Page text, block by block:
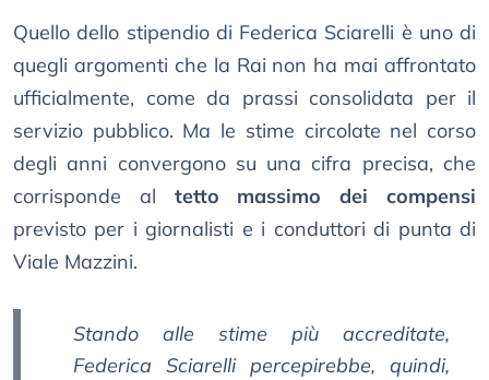
Quello dello stipendio di Federica Sciarelli è uno di
quegli argomenti che la Rai non ha mai affrontato
ufficialmente, come da prassi consolidata per il
servizio pubblico. Ma le stime circolate nel corso
degli anni convergono su una cifra precisa, che
corrisponde al tetto massimo dei compensi
previsto per i giornalisti e i conduttori di punta di
Viale Mazzini.
Stando alle stime più accreditate,
Federica Sciarelli percepirebbe, quindi,